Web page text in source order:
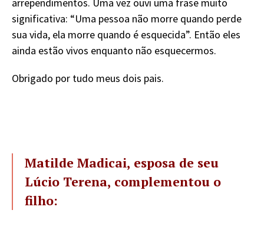
arrependimentos. Uma vez ouvi uma frase muito
significativa: “Uma pessoa não morre quando perde
sua vida, ela morre quando é esquecida”. Então eles
ainda estão vivos enquanto não esquecermos.
Obrigado por tudo meus dois pais.
Matilde Madicai, esposa de seu
Lúcio Terena, complementou o
filho: